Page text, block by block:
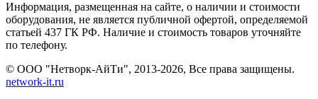
Информация, размещенная на сайте, о наличии и стоимости
оборудования, не является публичной офертой, определяемой
статьей 437 ГК РФ. Наличие и стоимость товаров уточняйте
по телефону.
© ООО "Нетворк-АйТи", 2013-2026, Все права защищены.
network-it.ru